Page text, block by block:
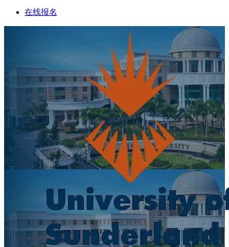
在线报名